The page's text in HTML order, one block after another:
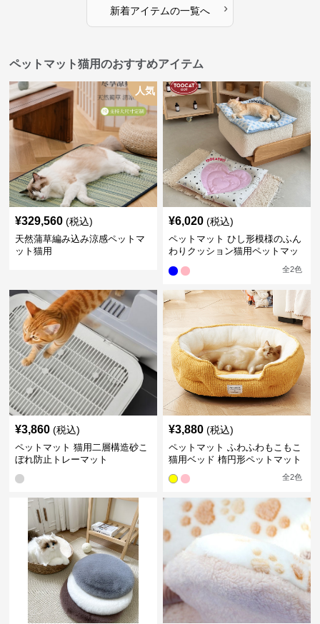
新着アイテムの一覧へ ›
ペットマット猫用のおすすめアイテム
人気
¥329,560 (税込)
天然蒲草編み込み涼感ペットマ
ット猫用
¥6,020 (税込)
ペットマット ひし形模様のふん
わりクッション猫用ペットマッ
全2色
¥3,860 (税込)
ペットマット 猫用二層構造砂こ
ぼれ防止トレーマット
¥3,880 (税込)
ペットマット ふわふわもこもこ
猫用ベッド 楕円形ペットマット
全2色